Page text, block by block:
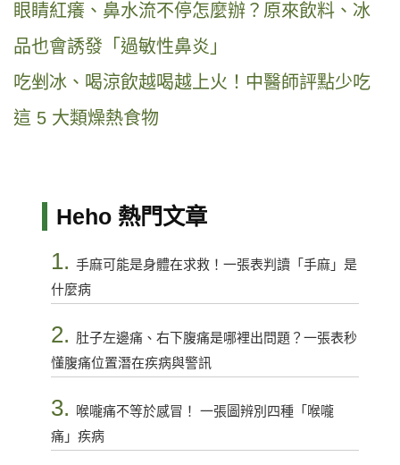
眼睛紅癢、鼻水流不停怎麼辦？原來飲料、冰
品也會誘發「過敏性鼻炎」
吃剉冰、喝涼飲越喝越上火！中醫師評點少吃
這 5 大類燥熱食物
Heho 熱門文章
1. 手麻可能是身體在求救！一張表判讀「手麻」是
什麼病
2. 肚子左邊痛、右下腹痛是哪裡出問題？一張表秒
懂腹痛位置潛在疾病與警訊
3.
喉嚨痛不等於感冒！ 一張圖辨別四種「喉嚨
痛」疾病